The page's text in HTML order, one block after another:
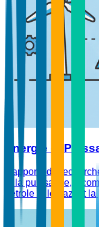
Énergie et
Rapports de
et la puissance, y
pétrole et le gaz, et